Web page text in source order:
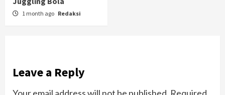
1 month ago Redaksi
Leave a Reply